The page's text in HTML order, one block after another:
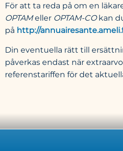
För att ta reda på om en
OPTAMeller OPTAM-COkan
på http://
Din eventuella rätt till
påverkas endast när
referenstariffen för det